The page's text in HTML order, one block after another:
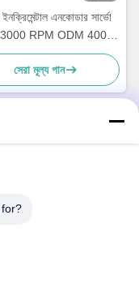
এনকোডার সার্ভো
3000 RPM ODM 400w
2500 লাইন
সেরা মূল্য পান